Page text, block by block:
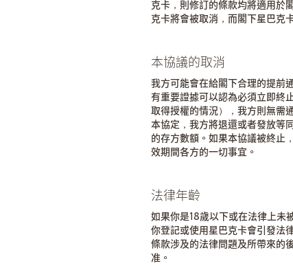
克卡，則修訂的條款均將適用於
克卡將會被取消，而閣下星巴克
本協議的取消
我方可能會在給閣下合理的提前
有重要證據可以認為必須立即終
取得授權的情況），我方則無需
本協定，我方將退還或者發放等
的存方數額。如果本協議被終止
效期間各方的一切事宜。
法律年齡
如果你是18歲以下或在法律上未
你登記或使用星巴克卡會引發法
條款涉及的法律問題及所帶來的
准。